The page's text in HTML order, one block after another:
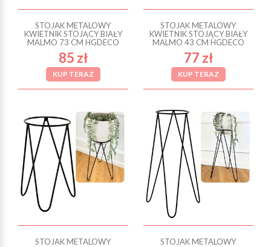
STOJAK METALOWY
KWIETNIK STOJĄCY BIAŁY
MALMO 73 CM HGDECO
85 zł
KUP TERAZ
STOJAK METALOWY
KWIETNIK STOJĄCY BIAŁY
MALMO 43 CM HGDECO
77 zł
KUP TERAZ
STOJAK METALOWY
STOJAK METALOWY